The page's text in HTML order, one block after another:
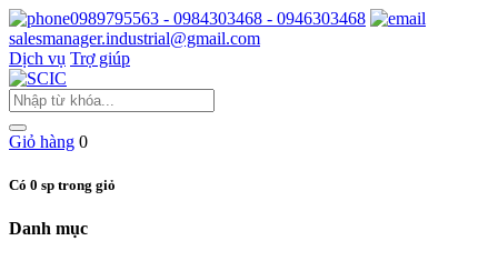
0989795563 - 0984303468 - 0946303468
salesmanager.industrial@gmail.com
Dịch vụ Trợ giúp
Giỏ hàng 0
Có 0 sp trong giỏ
Danh mục